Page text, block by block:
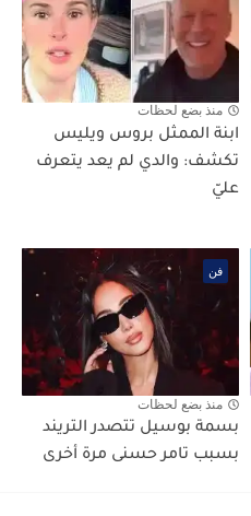
منذ بضع لحظات
ابنة الممثل بروس ويليس
تكشف: والدي لم يعد يتعرف
عليّ
فن
منذ بضع لحظات
بسمة بوسيل تتصدر التريند
بسبب تامر حسنى مرة أخرى